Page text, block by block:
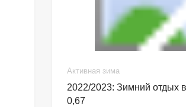
Активная зима
2022/2023: Зимний отдых
0,67